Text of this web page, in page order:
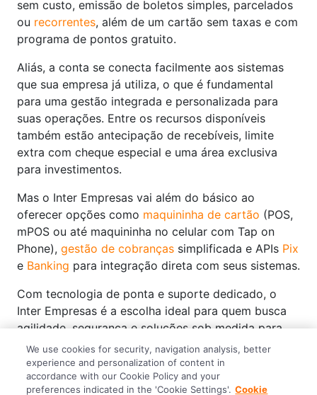
sem custo, emissão de boletos simples, parcelados
ou recorrentes, além de um cartão sem taxas e com
programa de pontos gratuito.
Aliás, a conta se conecta facilmente aos sistemas
que sua empresa já utiliza, o que é fundamental
para uma gestão integrada e personalizada para
suas operações. Entre os recursos disponíveis
também estão antecipação de recebíveis, limite
extra com cheque especial e uma área exclusiva
para investimentos.
Mas o Inter Empresas vai além do básico ao
oferecer opções como maquininha de cartão (POS,
mPOS ou até maquininha no celular com Tap on
Phone), gestão de cobranças simplificada e APIs Pix
e Banking para integração direta com seus sistemas.
Com tecnologia de ponta e suporte dedicado, o
Inter Empresas é a escolha ideal para quem busca
agilidade, segurança e soluções sob medida para
alavancar o crescimento do negócio. O que acha de
abrir já a sua conta PJ gratuitamente ?
We use cookies for security, navigation analysis, better
experience and personalization of content in
accordance with our Cookie Policy and your
preferences indicated in the 'Cookie Settings'. Cookie